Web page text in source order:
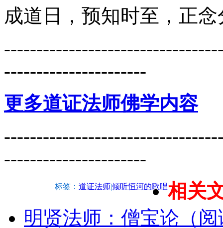
成道日，预知时至，正
----------------------
更多道证法师佛学内容
----------------------
标签： 道证法师|倾听恒河的歌唱相关
明贤法师：僧宝论（阅